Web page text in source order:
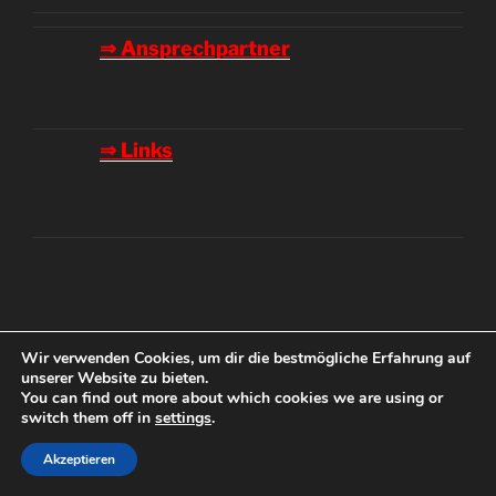
⇒ Ansprechpartner
⇒ Links
Datenschutzerklärung
Wir verwenden Cookies, um dir die bestmögliche Erfahrung auf
unserer Website zu bieten.
You can find out more about which cookies we are using or
switch them off in settings.
Akzeptieren